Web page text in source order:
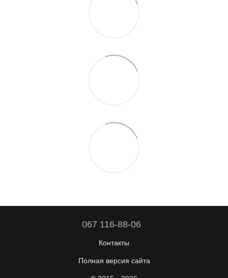
067 116-88-06
Контакты
Полная версия сайта